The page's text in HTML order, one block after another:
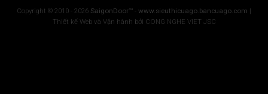
Copyright © 2010 - 2026 SaigonDoor™ - www.sieuthicuago.bancuago.com |
Thiết kế Web và Vận hành bởi CONG NGHE VIET JSC